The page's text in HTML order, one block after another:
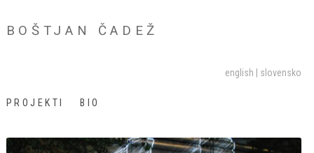
BOŠTJAN ČADEŽ
english slovensko
PROJEKTI BIO